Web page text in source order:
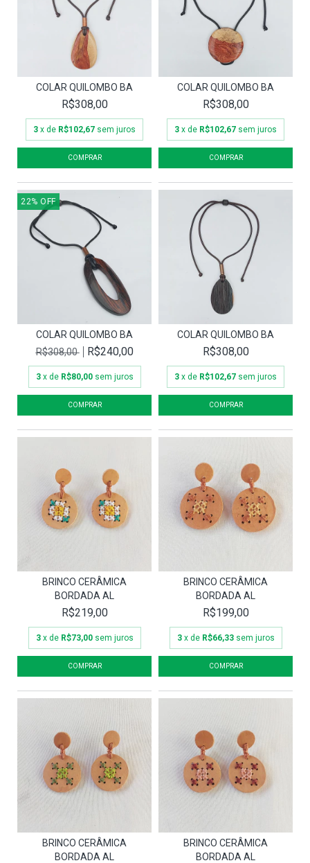
COLAR QUILOMBO BA
R$308,00
3 x de R$102,67 sem juros
COLAR QUILOMBO BA
R$308,00
3 x de R$102,67 sem juros
22% OFF
COLAR QUILOMBO BA
R$308,00
R$240,00
3 x de R$80,00 sem juros
COLAR QUILOMBO BA
R$308,00
3 x de R$102,67 sem juros
BRINCO CERÂMICA
BORDADA AL
R$219,00
3 x de R$73,00 sem juros
BRINCO CERÂMICA
BORDADA AL
R$199,00
3 x de R$66,33 sem juros
BRINCO CERÂMICA
BORDADA AL
BRINCO CERÂMICA
BORDADA AL